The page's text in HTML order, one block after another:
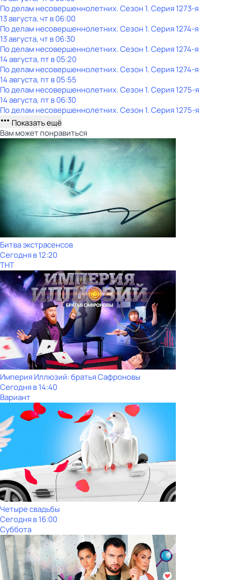
По делам несовершеннолетних. Сезон 1. Серия 1273-я
13 августа, чт в 06:00
По делам несовершеннолетних. Сезон 1. Серия 1274-я
13 августа, чт в 06:30
По делам несовершеннолетних. Сезон 1. Серия 1274-я
14 августа, пт в 05:20
По делам несовершеннолетних. Сезон 1. Серия 1274-я
14 августа, пт в 05:55
По делам несовершеннолетних. Сезон 1. Серия 1275-я
14 августа, пт в 06:30
По делам несовершеннолетних. Сезон 1. Серия 1275-я
Показать ещё
Вам может понравиться
Битва экстрасенсов
Сегодня в 12:20
ТНТ
Империя Иллюзий: братья Сафроновы
Сегодня в 14:40
Вариант
Четыре свадьбы
Сегодня в 16:00
Суббота